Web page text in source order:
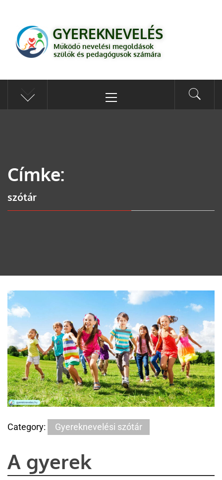
GYEREKNEVELÉS
számára
GYEREKNEVELÉS
Működő nevelési megoldások
szülők és pedagógusok számára
Címke:
szótár
Category: Gyereknevelési szótár
A gyerek